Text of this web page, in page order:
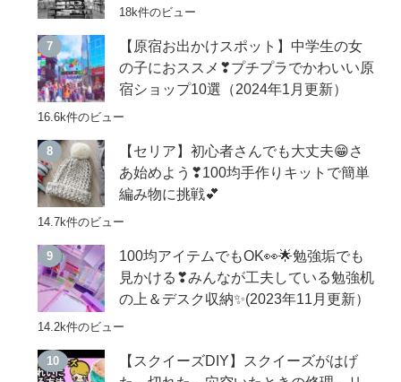
18k件のビュー
【原宿お出かけスポット】中学生の女
の子におススメ❣プチプラでかわいい原
宿ショップ10選（2024年1月更新）
16.6k件のビュー
【セリア】初心者さんでも大丈夫😁さ
あ始めよう❣100均手作りキットで簡単
編み物に挑戦💕
14.7k件のビュー
100均アイテムでもOK👀🌟勉強垢でも
見かける❣みんなが工夫している勉強机
の上＆デスク収納✨(2023年11月更新）
14.2k件のビュー
【スクイーズDIY】スクイーズがはげ